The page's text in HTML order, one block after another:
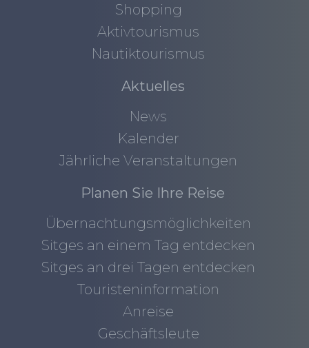
Shopping
Aktivtourismus
Nautiktourismus
Aktuelles
News
Kalender
Jährliche Veranstaltungen
Planen Sie Ihre Reise
Übernachtungsmöglichkeiten
Sitges an einem Tag entdecken
Sitges an drei Tagen entdecken
Touristeninformation
Anreise
Geschäftsleute